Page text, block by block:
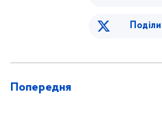
Попередня